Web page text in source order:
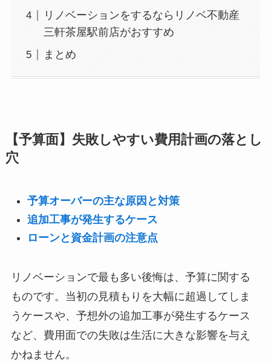
リノベーションをするならリノベ不動産
三軒茶屋駅前店がおすすめ
まとめ
【予算面】失敗しやすい費用計画の落とし
穴
予算オーバーの主な原因と対策
追加工事が発生するケース
ローンと資金計画の注意点
リノベーションで最も多い後悔は、予算に関する
ものです。当初の見積もりを大幅に超過してしま
うケースや、予想外の追加工事が発生するケース
など、費用面での失敗は生活に大きな影響を与え
かねません。